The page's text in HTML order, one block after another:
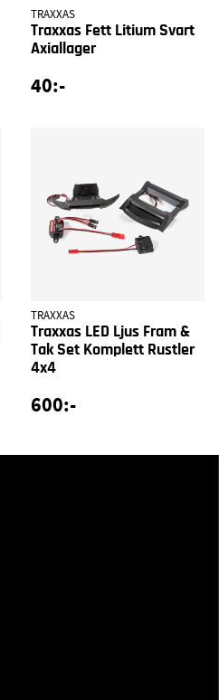
TRAXXAS
Traxxas Fett Litium Svart
Axiallager
40:-
TRAXXAS
Traxxas LED Ljus Fram &
Tak Set Komplett Rustler
4x4
600:-